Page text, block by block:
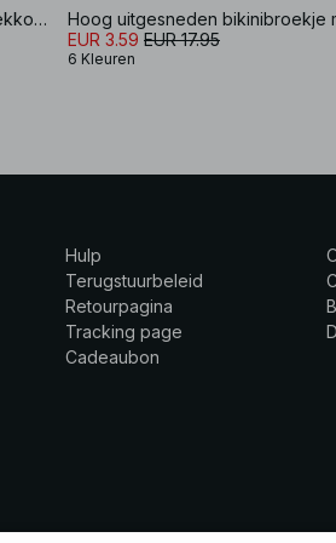
Hoog uitgesneden bikinibroekje met trekkoordstrik
EUR 3.59 EUR 17.95
6 Kleuren
Hulp
Terugstuurbeleid
Retourpagina
Tracking page
Cadeaubon